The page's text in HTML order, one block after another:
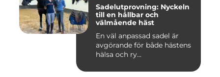
Sadelutprovning: Nyckeln
till en hållbar och
välmående häst
En väl anpassad sadel är
avgörande för både hästens
hälsa och ry...